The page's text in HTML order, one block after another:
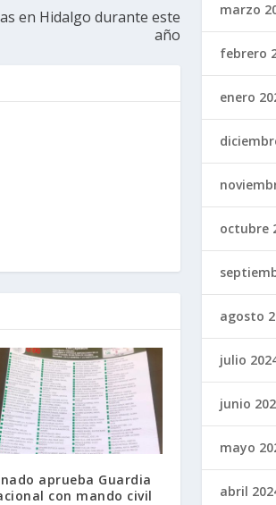
en Hidalgo durante este
año
aprueba Guardia
con mando civil
marzo
febrero
enero
octubre
agosto
julio
junio
mayo
abril